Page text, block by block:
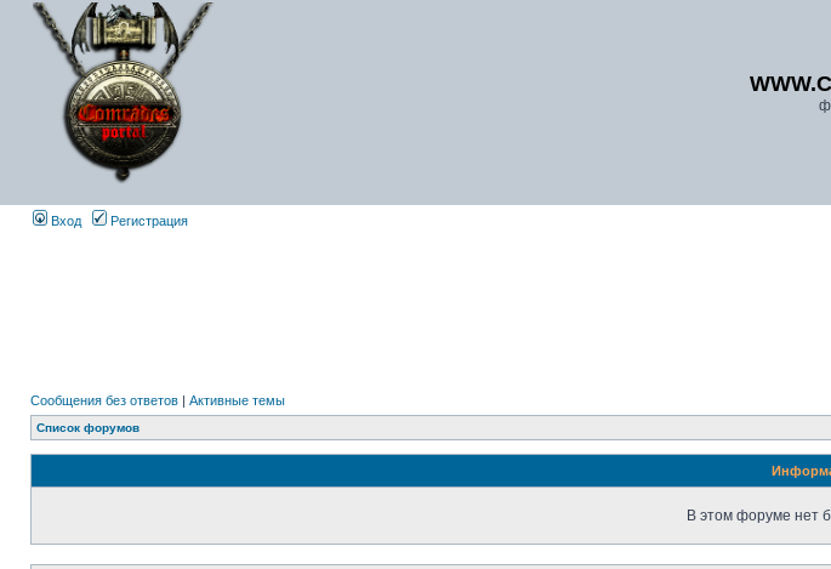
Вход Регистрация
Сообщения без ответов | Активные темы
Список форумов
В этом форуме нет